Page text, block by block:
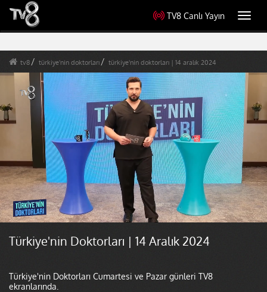
TV8 Canlı Yayın
tv8 türkiye'nin doktorları türkiye'nin doktorları | 14 aralık 2024
Türkiye'nin Doktorları | 14 Aralık 2024
Türkiye'nin Doktorları Cumartesi ve Pazar günleri TV8
ekranlarında.